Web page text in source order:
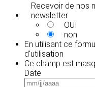
Recevoir de nos
newsletter
OUI
non
En utilisant ce
d'utilisation
Ce champ est
Date